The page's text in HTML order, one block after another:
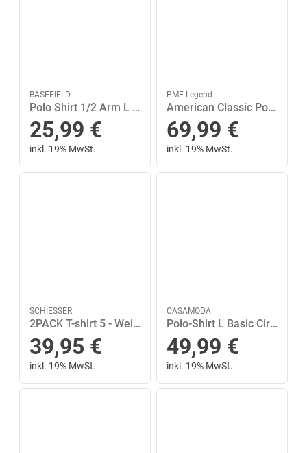
BASEFIELD
Polo Shirt 1/2 Arm L - Olive
25,99 €
inkl. 19% MwSt.
PME Legend
American Classic Polo Grün L
69,99 €
inkl. 19% MwSt.
SCHIESSER
2PACK T-shirt 5 - Weiss
39,95 €
inkl. 19% MwSt.
CASAMODA
Polo-Shirt L Basic Circular Knit - Beige
49,99 €
inkl. 19% MwSt.